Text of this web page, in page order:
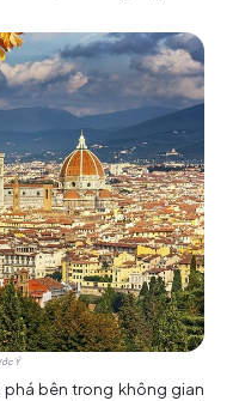
Ý
phá bên trong không gian